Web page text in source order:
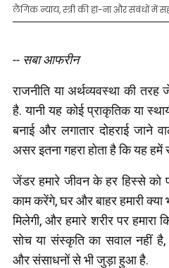
लैंगिक न्याय, स्त्री की हां-ना और संबंधों में
-- सबा आफरीन
राजनीति या अर्थव्यवस्था की
है. यानी यह कोई प्राकृतिक या
बनाई और लगातार दोहराई जाने
असर इतना गहरा होता है कि यह हमें
जेंडर हमारे जीवन के हर हिस्से को
काम करेंगे, घर और बाहर हमारी क्या
मिलेगी, और हमारे शरीर पर हमारा
सोच या संस्कृति का सवाल नहीं है,
और संसाधनों से भी जुड़ा हुआ है.